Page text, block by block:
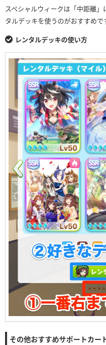
スペシャルウィークは「中距離
タルデッキを使うのがおすすめで
レンタルデッキの使い方
その他おすすめサポートカー